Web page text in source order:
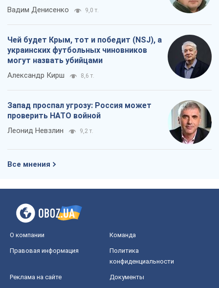
Вадим Денисенко 9,0 т.
Чей будет Крым, тот и победит (NSJ), а
украинских футбольных чиновников
могут назвать убийцами
Александр Кирш 8,6 т.
Запад проспал угрозу: Россия может
проверить НАТО войной
Леонид Невзлин 9,2 т.
Все мнения
О компании Команда
Правовая информация
Политика
конфиденциальности
Реклама на сайте Документы